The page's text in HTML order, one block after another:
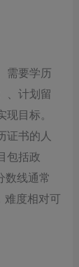
需要学历
、计划留
目标。
证书的人
包括政
数线通常
难度相对可